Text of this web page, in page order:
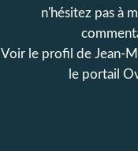
n'hésitez pas à
Voir le profil de Jean-
le portail